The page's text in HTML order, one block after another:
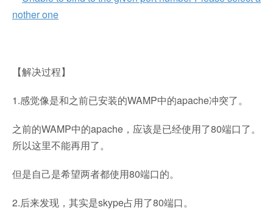
【解决过程】
1.感觉像是和之前已安装的WAMP中的apache冲突了。
之前的WAMP中的apache，应该是已经使用了80端口了。
所以这里不能再用了。
但是自己是希望两者都使用80端口的。
2.后来发现，其实是skype占用了80端口。